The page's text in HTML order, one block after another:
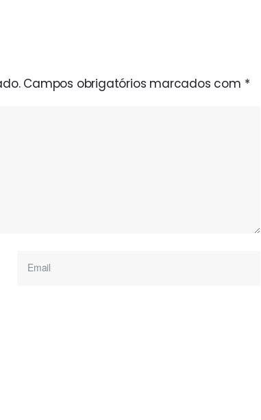
Campos obrigatórios marcados com *